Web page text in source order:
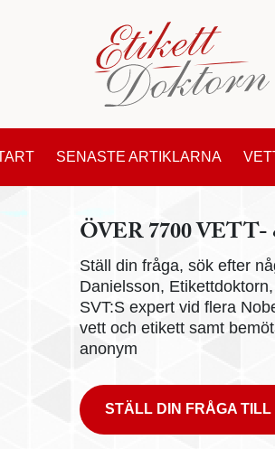
SENASTE ARTIKLARNA
ÖVER 7700
Ställ din fråga, sök efter
Danielsson,
SVT:S expert vid flera
vett och etikett samt
anonym
STÄLL DIN FRÅGA TILL